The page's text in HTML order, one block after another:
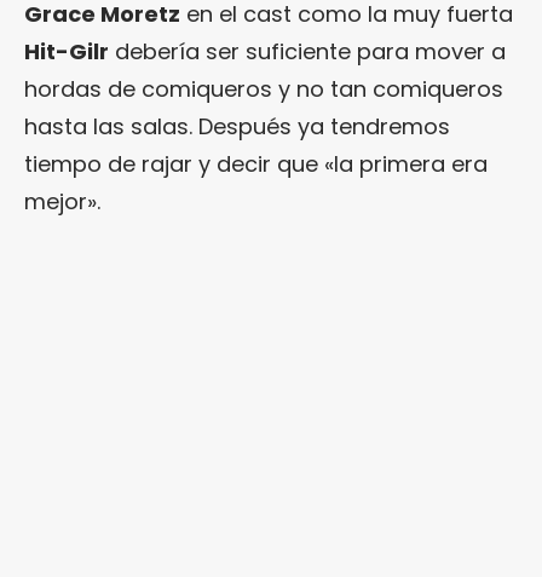
Grace Moretz en el cast como la muy fuerta
Hit-Gilr debería ser suficiente para mover a
hordas de comiqueros y no tan comiqueros
hasta las salas. Después ya tendremos
tiempo de rajar y decir que «la primera era
mejor».